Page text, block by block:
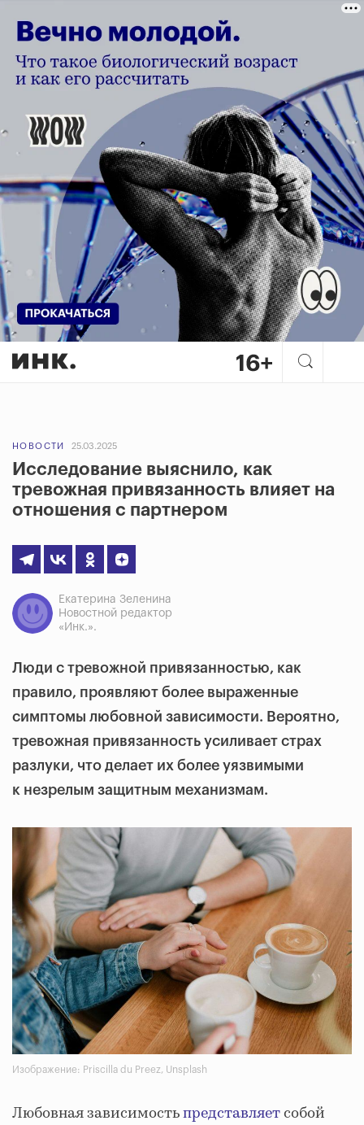
НОВОСТИ 25.03.2025
Исследование выяснило, как
тревожная привязанность влияет на
отношения с партнером
Екатерина Зеленина
Новостной редактор
«Инк.».
Люди с тревожной привязанностью, как
правило, проявляют более выраженные
симптомы любовной зависимости. Вероятно,
тревожная привязанность усиливает страх
разлуки, что делает их более уязвимыми
к незрелым защитным механизмам.
Изображение: Priscilla du Preez, Unsplash
Любовная зависимостьпредставляетсобой